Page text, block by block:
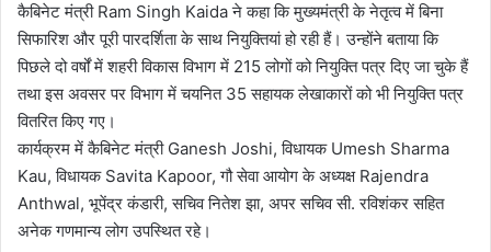
कैबिनेट मंत्री Ram Singh Kaida ने कहा कि मुख्यमंत्री के नेतृत्व में बिना
सिफारिश और पूरी पारदर्शिता के साथ नियुक्तियां हो रही हैं। उन्होंने बताया कि
पिछले दो वर्षों में शहरी विकास विभाग में 215 लोगों को नियुक्ति पत्र दिए जा चुके हैं
तथा इस अवसर पर विभाग में चयनित 35 सहायक लेखाकारों को भी नियुक्ति पत्र
वितरित किए गए।
कार्यक्रम में कैबिनेट मंत्री Ganesh Joshi, विधायक Umesh Sharma
Kau, विधायक Savita Kapoor, गौ सेवा आयोग के अध्यक्ष Rajendra
Anthwal, भूपेंद्र कंडारी, सचिव नितेश झा, अपर सचिव सी. रविशंकर सहित
अनेक गणमान्य लोग उपस्थित रहे।